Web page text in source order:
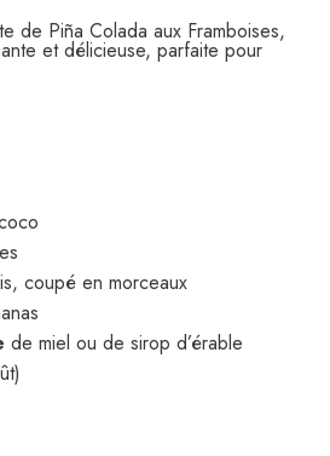
de Piña Colada aux Framboises,
et délicieuse, parfaite pour
coupé en morceaux
de miel ou de sirop d’érable